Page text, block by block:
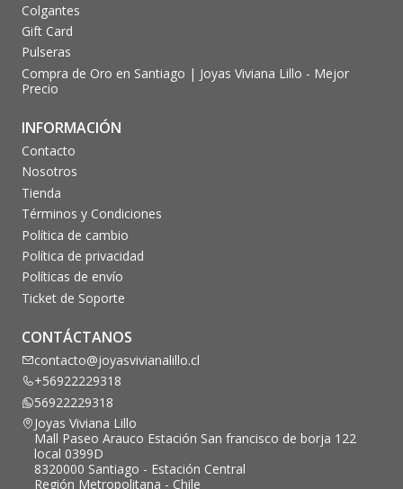
Colgantes
Gift Card
Pulseras
Compra de Oro en Santiago | Joyas Viviana Lillo - Mejor
Precio
INFORMACIÓN
Contacto
Nosotros
Tienda
Términos y Condiciones
Política de cambio
Política de privacidad
Políticas de envío
Ticket de Soporte
CONTÁCTANOS
contacto@joyasvivianalillo.cl
+56922229318
56922229318
Joyas Viviana Lillo
Mall Paseo Arauco Estación San francisco de borja 122
local 0399D
8320000 Santiago - Estación Central
Región Metropolitana - Chile